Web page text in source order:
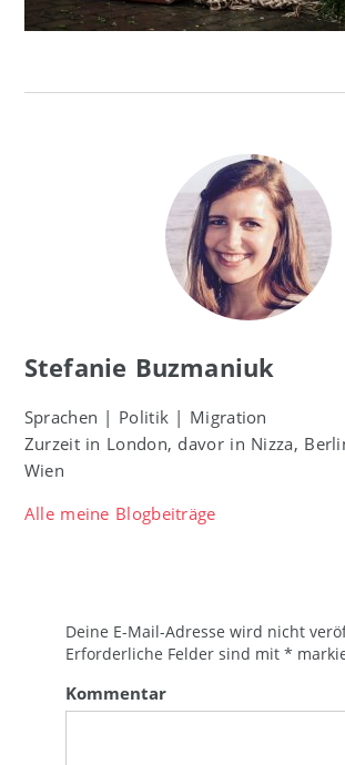
Stefanie Buzmaniuk
Sprachen | Politik | Migration
Zurzeit in London, davor in Nizza,
Wien
Alle meine Blogbeiträge
Deine E-Mail-Adresse wird nicht
Erforderliche Felder sind mit*
Kommentar